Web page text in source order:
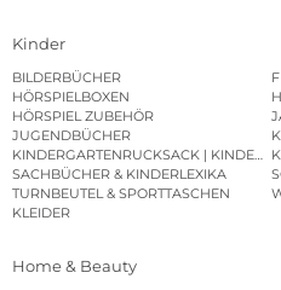
Kinder
BILDERBÜCHER
HÖRSPIELBOXEN
HÖRSPIEL ZUBEHÖR
JUGENDBÜCHER
SACHBÜCHER & KINDERLEXIKA
TURNBEUTEL & SPORTTASCHEN
KLEIDER
Home & Beauty